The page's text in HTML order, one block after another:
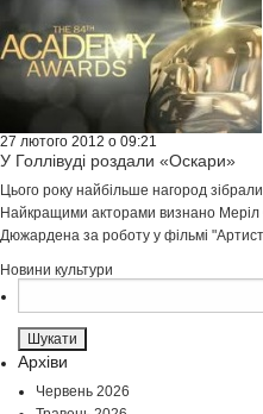
27 лютого 2012 о 09:21
У Голлівуді роздали «Оскари»
Цього року найбільше нагород
Найкращими акторами визнано Меріл
Дюжардена за роботу у фільмі
Новини культури
Архіви
Червень 2026